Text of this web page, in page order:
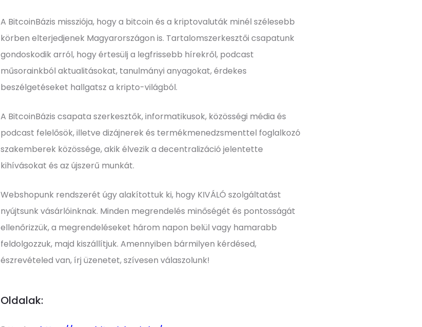
A BitcoinBázis missziója, hogy a bitcoin és a kriptovaluták minél szélesebb
körben elterjedjenek Magyarországon is. Tartalomszerkesztői csapatunk
gondoskodik arról, hogy értesülj a legfrissebb hírekről, podcast
műsorainkból aktualitásokat, tanulmányi anyagokat, érdekes
beszélgetéseket hallgatsz a kripto-világból.
A BitcoinBázis csapata szerkesztők, informatikusok, közösségi média és
podcast felelősök, illetve dizájnerek és termékmenedzsmenttel foglalkozó
szakemberek közössége, akik élvezik a decentralizáció jelentette
kihívásokat és az újszerű munkát.
Webshopunk rendszerét úgy alakítottuk ki, hogy KIVÁLÓ szolgáltatást
nyújtsunk vásárlóinknak. Minden megrendelés minőségét és pontosságát
ellenőrizzük, a megrendeléseket három napon belül vagy hamarabb
feldolgozzuk, majd kiszállítjuk. Amennyiben bármilyen kérdésed,
észrevételed van, írj üzenetet, szívesen válaszolunk!
Oldalak: